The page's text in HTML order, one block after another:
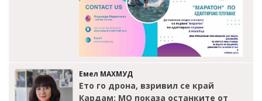
Емел МАХМУД
Ето го дрона, взривил се край
Кардам: МО показа останките от